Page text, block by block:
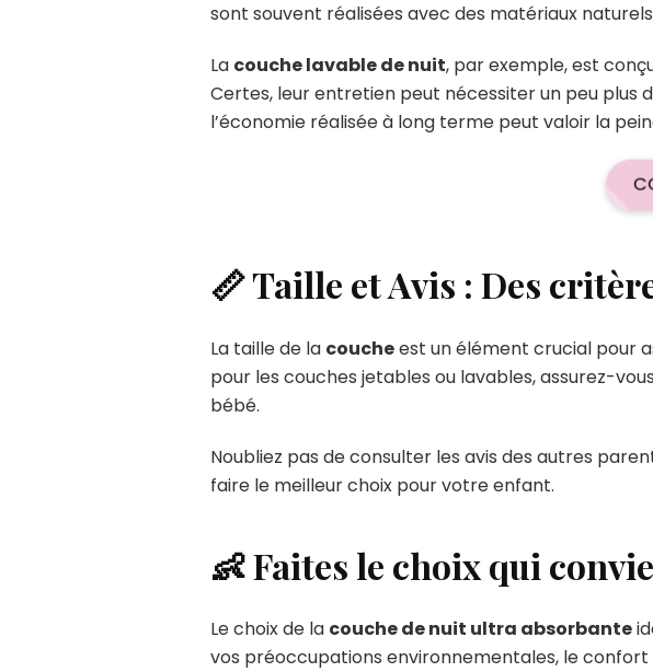
sont souvent réalisées avec des matériaux
La couche lavable de nuit, par exemple, est
Certes, leur entretien peut nécessiter un peu plus
l’économie réalisée à long terme peut valoir la
📏 Taille et Avis : Des
La taille de la coucheest un élément crucial pour
pour les couches jetables ou lavables, assurez-
bébé.
Noubliez pas de consulter les avis des autres
faire le meilleur choix pour votre enfant.
👶 Faites le choix qui
Le choix de la couche de nuit ultra absorbante
vos préoccupations environnementales, le